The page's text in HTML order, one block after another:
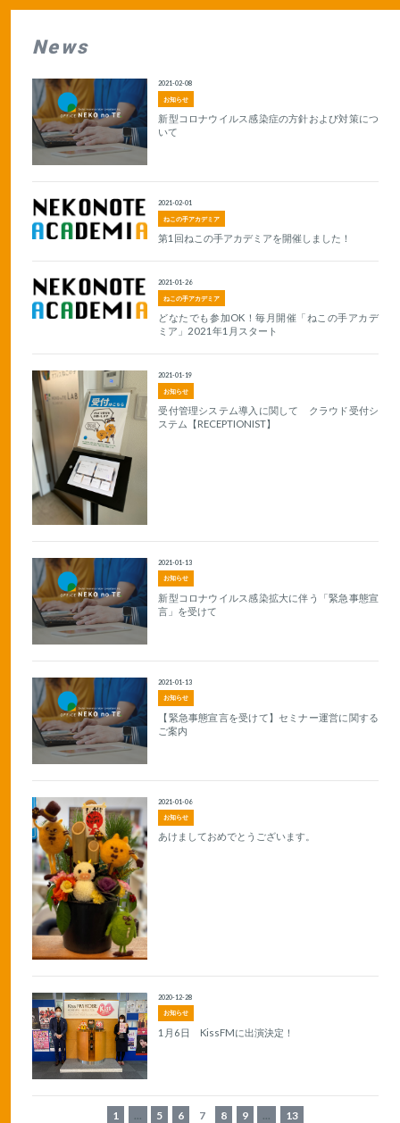
News
お知らせ
2021-02-08
新型コロナウイルス感染症の方針および対策につ
いて
ねこの手アカデミア
2021-02-01
第1回ねこの手アカデミアを開催しました！
ねこの手アカデミア
2021-01-26
どなたでも参加OK！毎月開催「ねこの手アカデ
ミア」2021年1月スタート
お知らせ
2021-01-19
受付管理システム導入に関して クラウド受付シ
ステム【RECEPTIONIST】
お知らせ
2021-01-13
新型コロナウイルス感染拡大に伴う「緊急事態宣
言」を受けて
お知らせ
2021-01-13
【緊急事態宣言を受けて】セミナー運営に関する
ご案内
お知らせ
2021-01-06
あけましておめでとうございます。
お知らせ
2020-12-28
1月6日 KissFMに出演決定！
1 ... 5 6 7 8 9 ... 13